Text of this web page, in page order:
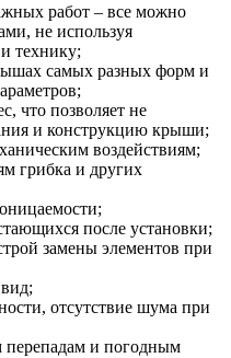
работ – все можно
не используя
технику;
самых разных форм и
что позволяет не
и конструкцию крыши;
воздействиям;
грибка и других
после установки;
замены элементов при
отсутствие шума при
перепадам и погодным